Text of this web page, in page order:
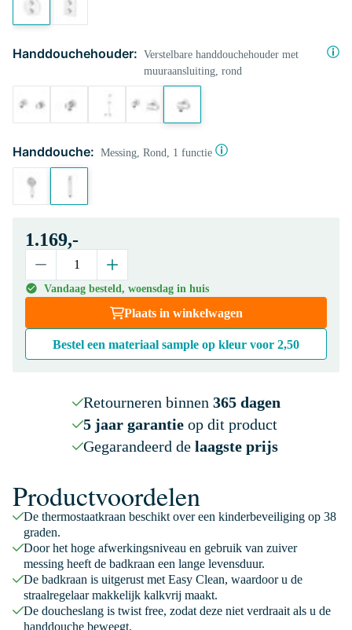
Handdouchehouder: Verstelbare handdouchehouder met
muuraansluiting, rond
Handdouche: Messing, Rond, 1 functie
1.169,-
Vandaag besteld, woensdag in huis
Plaats in winkelwagen
Bestel een materiaal sample op kleur voor 2,50
Retourneren binnen 365 dagen
5 jaar garantieop dit product
Gegarandeerd de laagste prijs
Productvoordelen
De thermostaatkraan beschikt over een kinderbeveiliging op 38
graden.
Door het hoge afwerkingsniveau en gebruik van zuiver
messing heeft de badkraan een lange levensduur.
De badkraan is uitgerust met Easy Clean, waardoor u de
straalregelaar makkelijk kalkvrij maakt.
De doucheslang is twist free, zodat deze niet verdraait als u de
handdouche beweegt.